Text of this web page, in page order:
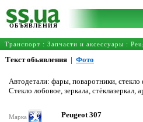
ОБЪЯВЛЕНИЯ
Транспорт : Запчасти и аксессуары :
Текст обьявления | Фото
Автодетали: фары, поваротники,
Стекло лобовое, зеркала,
Марка Peugeot 307